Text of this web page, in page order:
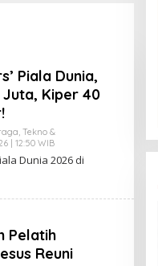
Piala Dunia,
Kiper 40
, Tekno &
| 12:50 WIBO
L
E
E
R
A
N
Dunia 2026 di
Pelatih
Reuni